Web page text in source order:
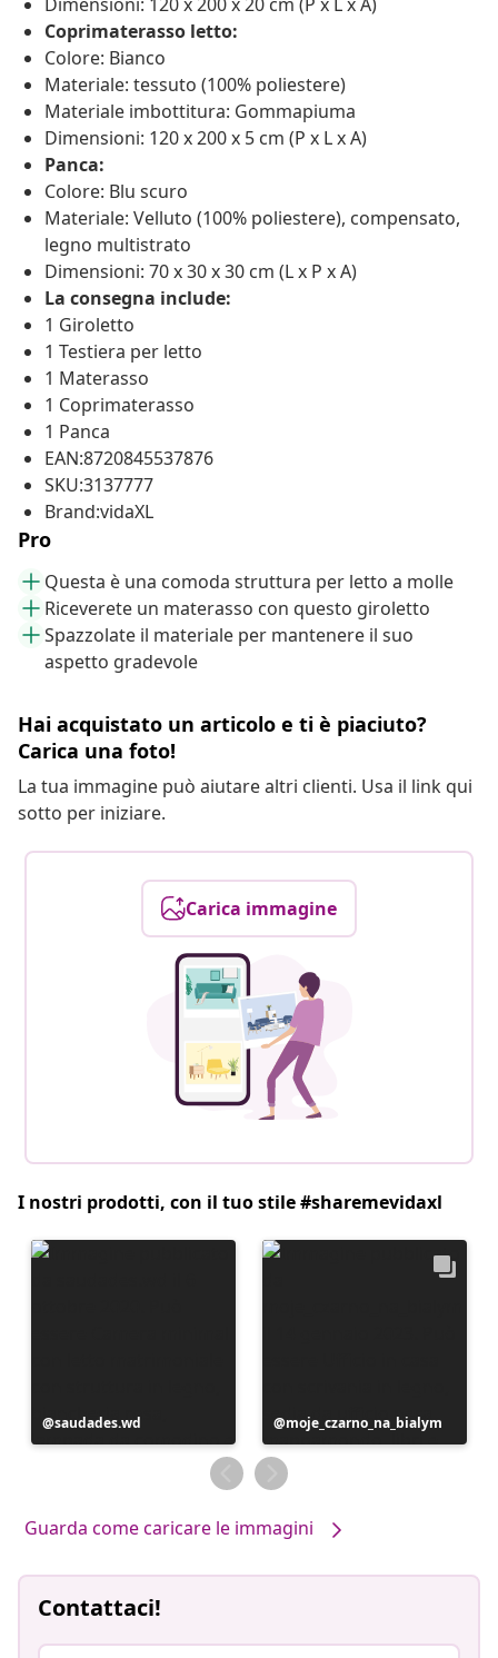
Coprimaterasso letto:
Colore: Bianco
Materiale: tessuto (100% poliestere)
Materiale imbottitura: Gommapiuma
Dimensioni: 120 x 200 x 5 cm (P x L x A)
Panca:
Colore: Blu scuro
Materiale: Velluto (100% poliestere), compensato,
legno multistrato
Dimensioni: 70 x 30 x 30 cm (L x P x A)
La consegna include:
1 Giroletto
1 Testiera per letto
1 Materasso
1 Coprimaterasso
1 Panca
EAN:8720845537876
SKU:3137777
Brand:vidaXL
Pro
Questa è una comoda struttura per letto a molle
Riceverete un materasso con questo giroletto
Spazzolate il materiale per mantenere il suo
aspetto gradevole
Hai acquistato un articolo e ti è piaciuto?
Carica una foto!
La tua immagine può aiutare altri clienti. Usa il link qui
sotto per iniziare.
Carica immagine
I nostri prodotti, con il tuo stile #sharemevidaxl
Post
pubblicato
saudades.wd
Post
pubblicato
da
moje_czarno_na_bialym
Guarda come caricare le immagini
Contattaci!